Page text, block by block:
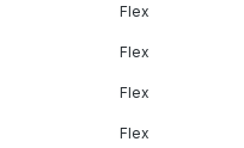
Flex
Flex
Flex
Flex